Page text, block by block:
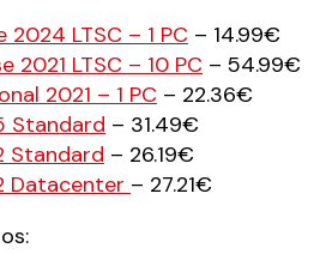
2024 LTSC – 1 PC – 14.99€
2021 LTSC – 10 PC – 54.99€
2021 – 1 PC – 22.36€
Standard – 31.49€
Standard – 26.19€
Datacenter – 27.21€